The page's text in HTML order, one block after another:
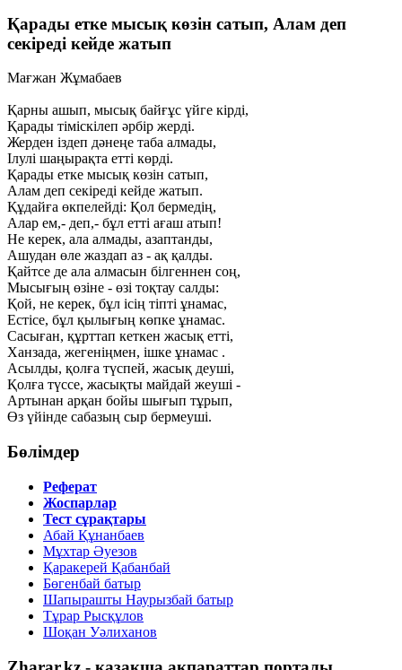
Қарады етке мысық көзін сатып, Алам деп
секіреді кейде жатып
Мағжан Жұмабаев
Қарны ашып, мысық байғұс үйге кірді,
Қарады тіміскілеп әрбір жерді.
Жерден іздеп дәнеңе таба алмады,
Ілулі шаңырақта етті көрді.
Қарады етке мысық көзін сатып,
Алам деп секіреді кейде жатып.
Құдайға өкпелейді: Қол бермедің,
Алар ем,- деп,- бұл етті ағаш атып!
He керек, ала алмады, азаптанды,
Ашудан өле жаздап аз - ақ қалды.
Қайтсе де ала алмасын білгеннен соң,
Мысығың өзіне - өзі тоқтау салды:
Қой, не керек, бұл ісің тіпті ұнамас,
Естісе, бұл қылығың көпке ұнамас.
Сасыған, құрттап кеткен жасық етті,
Ханзада, жегеніңмен, ішке ұнамас .
Асылды, қолға түспей, жасық деуші,
Қолға түссе, жасықты майдай жеуші -
Артынан арқан бойы шығып тұрып,
Өз үйінде сабазың сыр бермеуші.
Бөлімдер
Реферат
Жоспарлар
Тест сұрақтары
Абай Құнанбаев
Мұхтар Әуезов
Қаракерей Қабанбай
Бөгенбай батыр
Шапырашты Наурызбай батыр
Тұрар Рысқұлов
Шоқан Уәлиханов